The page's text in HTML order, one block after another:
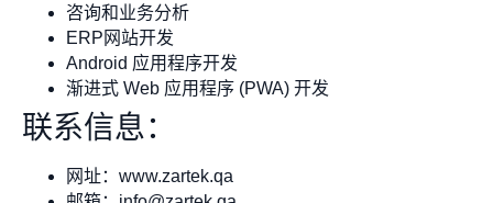
咨询和业务分析
ERP网站开发
Android 应用程序开发
渐进式 Web 应用程序 (PWA) 开发
联系信息：
网址：www.zartek.qa